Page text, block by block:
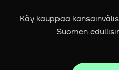
Käy kauppaa
Suomen